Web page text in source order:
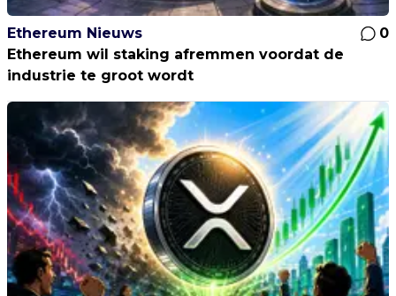
Ethereum Nieuws
0
Ethereum wil staking afremmen voordat de
industrie te groot wordt